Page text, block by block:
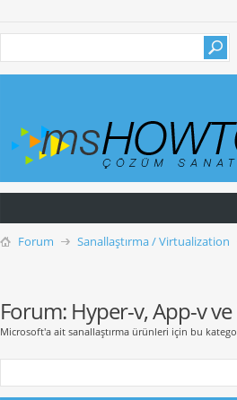
Forum Sanallaştırma / Virtualization
Forum: Hyper-v, App-v
Microsoft'a ait sanallaştırma ürünleri için bu